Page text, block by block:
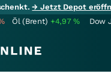
→ Jetzt Depot
Öl (Brent) +4,97% Dow